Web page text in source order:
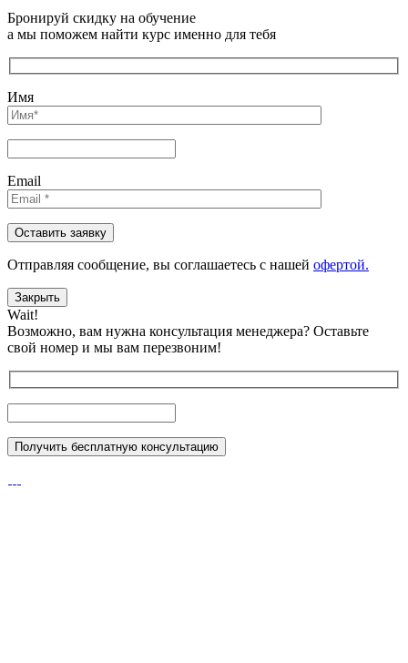
Бронируй скидку на обучение
а мы поможем найти курс именно для тебя
Имя
Email
Отправляя сообщениe, вы соглашаетесь с нашей офертой.
Закрыть
Wait!
Возможно, вам нужна консультация менеджера? Оставьте
свой номер и мы вам перезвоним!